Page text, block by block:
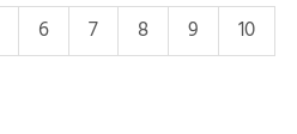
6 7 8 9 10